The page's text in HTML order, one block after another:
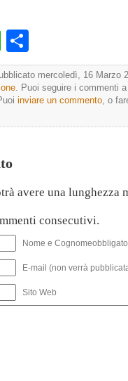
WhatsApp
mercoledì, 16 Marzo
. Puoi seguire i commenti
inviare un commento, o
avere una lunghezza
consecutivi.
Nome e
E-mail (non verrà
Sito Web